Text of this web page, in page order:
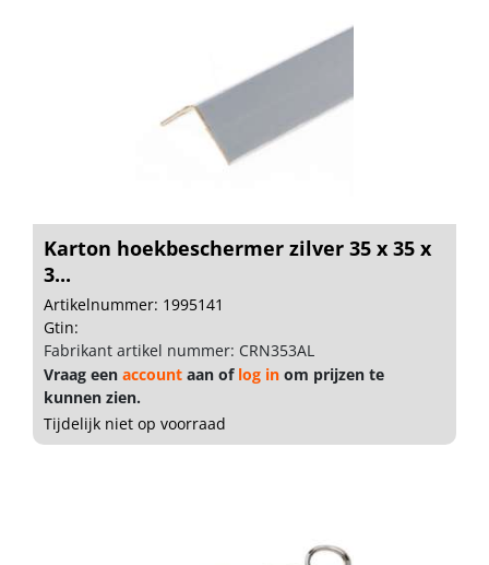
Karton hoekbeschermer zilver 35 x 35 x
3...
Artikelnummer: 1995141
Gtin:
Fabrikant artikel nummer: CRN353AL
Vraag een account aan of log in om prijzen te
kunnen zien.
Tijdelijk niet op voorraad